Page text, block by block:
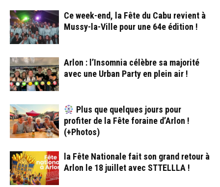
Ce week-end, la Fête du Cabu revient à
Mussy-la-Ville pour une 64e édition !
Arlon : l’Insomnia célèbre sa majorité
avec une Urban Party en plein air !
Plus que quelques jours pour
profiter de la Fête foraine d’Arlon !
(+Photos)
la Fête Nationale fait son grand retour à
Arlon le 18 juillet avec STTELLLA !